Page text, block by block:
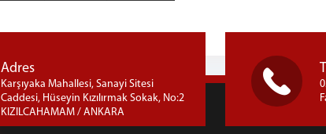
Adres
Karşıyaka Mahallesi, Sanayi Sitesi
Caddesi, Hüseyin Kızılırmak Sokak, No:2
KIZILCAHAMAM / ANKARA